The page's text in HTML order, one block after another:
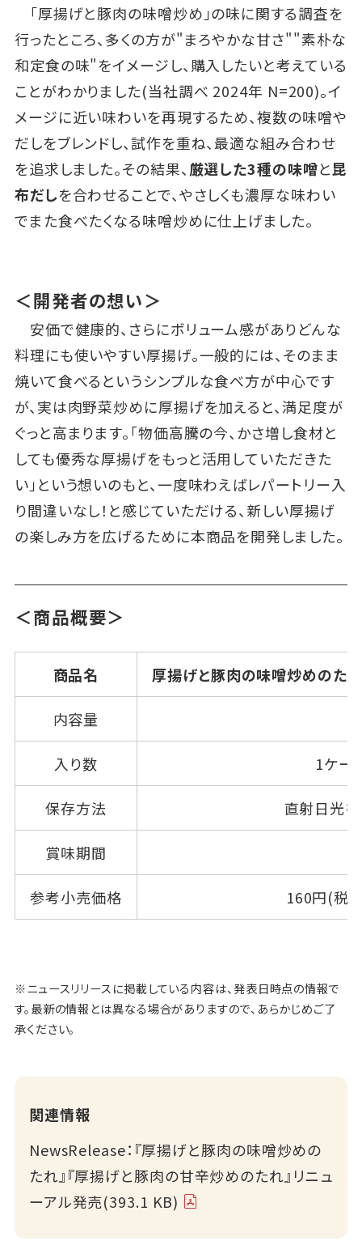
「厚揚げと豚肉の味噌炒め」の味に関する調査を
行ったところ、多くの方が"まろやかな甘さ""素朴な
和定食の味"をイメージし、購入したいと考えている
ことがわかりました(当社調べ 2024年 N=200)。イ
メージに近い味わいを再現するため、複数の味噌や
だしをブレンドし、試作を重ね、最適な組み合わせ
を追求しました。その結果、厳選した3種の味噌と昆
布だしを合わせることで、やさしくも濃厚な味わい
でまた食べたくなる味噌炒めに仕上げました。
＜開発者の想い＞
安価で健康的、さらにボリューム感がありどんな
料理にも使いやすい厚揚げ。一般的には、そのまま
焼いて食べるというシンプルな食べ方が中心です
が、実は肉野菜炒めに厚揚げを加えると、満足度が
ぐっと高まります。「物価高騰の今、かさ増し食材と
しても優秀な厚揚げをもっと活用していただきた
い」という想いのもと、一度味わえばレパートリー入
り間違いなし！と感じていただける、新しい厚揚げ
の楽しみ方を広げるために本商品を開発しました。
＜商品概要＞
商品名 厚揚げと豚肉の味噌炒めのたれ
内容量
入り数 1ケー
保存方法 直射日光を
賞味期間
参考小売価格 160円(税
※ニュースリリースに掲載している内容は、発表日時点の情報で
す。最新の情報とは異なる場合がありますので、あらかじめご了
承ください。
関連情報
NewsRelease：『厚揚げと豚肉の味噌炒めの
たれ』『厚揚げと豚肉の甘辛炒めのたれ』リニュ
ーアル発売(393.1 KB)